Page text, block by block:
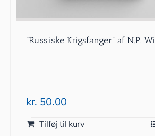
“Russiske Krigsfanger” af N.P.
kr. 50.00
Tilføj til kurv